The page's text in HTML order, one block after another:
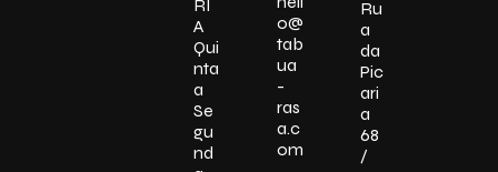
RI
A
Qui
nta
a
Se
gu
nd
o@
tab
ua
-
ras
a.c
om
Ru
a
da
Pic
ari
a
68
/